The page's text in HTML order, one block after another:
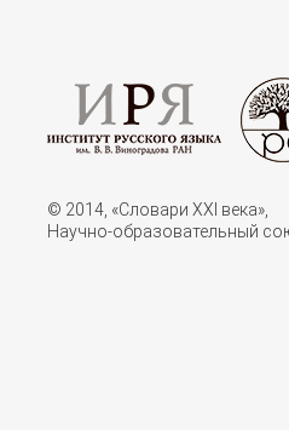
© 2014, «Словари XXI векa»,
Научно-образовательный